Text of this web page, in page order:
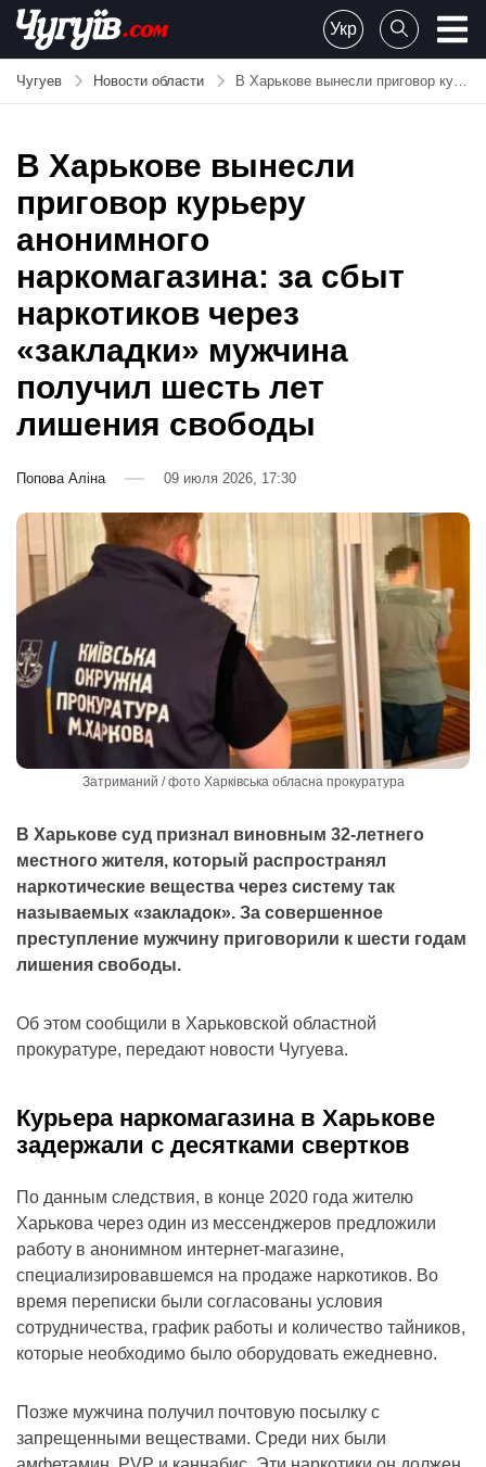
Skip
content
Chuguiv
Укр
Чугуев Новости области В Харькове вынесли приговор курьеру анонимного наркомагазина: за сбыт наркотиков через «закладки» мужчина получил шесть лет лишения свободы
В Харькове вынесли
приговор курьеру
анонимного
наркомагазина: за сбыт
наркотиков через
«закладки» мужчина
получил шесть лет
лишения свободы
Попова Аліна 09 июля 2026, 17:30
Затриманий / фото Харківська обласна прокуратура
В Харькове суд признал виновным 32-летнего
местного жителя, который распространял
наркотические вещества через систему так
называемых «закладок». За совершенное
преступление мужчину приговорили к шести годам
лишения свободы.
Об этом сообщили в Харьковской областной
прокуратуре, передают новости Чугуева.
Курьера наркомагазина в Харькове
задержали с десятками свертков
По данным следствия, в конце 2020 года жителю
Харькова через один из мессенджеров предложили
работу в анонимном интернет-магазине,
специализировавшемся на продаже наркотиков. Во
время переписки были согласованы условия
сотрудничества, график работы и количество тайников,
которые необходимо было оборудовать ежедневно.
Позже мужчина получил почтовую посылку с
запрещенными веществами. Среди них были